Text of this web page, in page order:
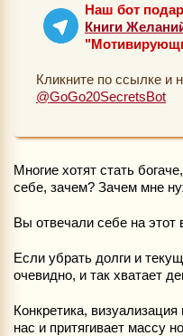
Наш бот
Книги
Кликните по ссылке и
@GoGo20SecretsBot
Многие хотят стать
себе, зачем? Зачем мне
Вы отвечали себе на этот
Если убрать долги и
очевидно, и так хватает
Конкретика,
нас и притягивает массу